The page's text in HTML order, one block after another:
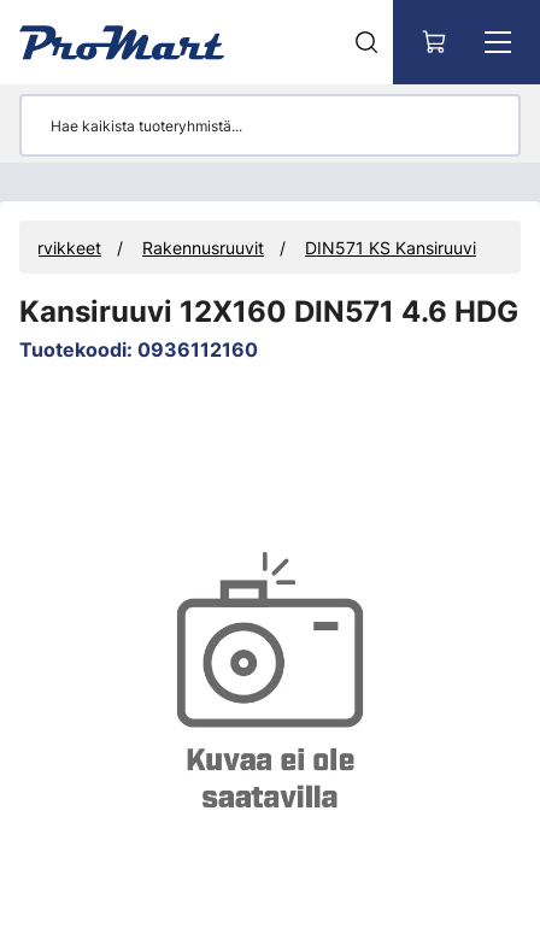
Rakennusruuvit DIN571 KS Kansiruuvi
Kansiruuvi 12X160 DIN571 4.6 HDG
Tuotekoodi: 0936112160